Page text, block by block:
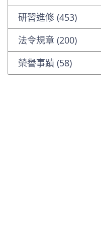
研習進修 (453)
法令規章 (200)
榮譽事蹟 (58)